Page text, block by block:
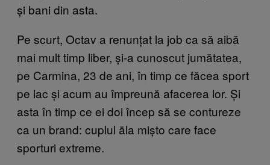
și bani din asta.
Pe scurt, Octav a renunțat la job ca să aibă
mai mult timp liber, și-a cunoscut jumătatea,
pe Carmina, 23 de ani, în timp ce făcea sport
pe lac și acum au împreună afacerea lor. Și
asta în timp ce ei doi încep să se contureze
ca un brand: cuplul ăla mișto care face
sporturi extreme.